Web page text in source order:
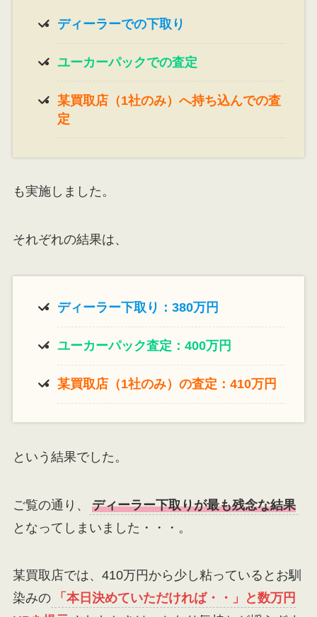
ディーラーでの下取り
ユーカーパックでの査定
某買取店（1社のみ）へ持ち込んでの査
定
も実施しました。
それぞれの結果は、
ディーラー下取り：380万円
ユーカーパック査定：400万円
某買取店（1社のみ）の査定：410万円
という結果でした。
ご覧の通り、
ディーラー下取りが最も残念な結果
となってしまいました・・・。
某買取店では、410万円から少し粘っているとお馴
染みの
「本日決めていただければ・・」と数万円